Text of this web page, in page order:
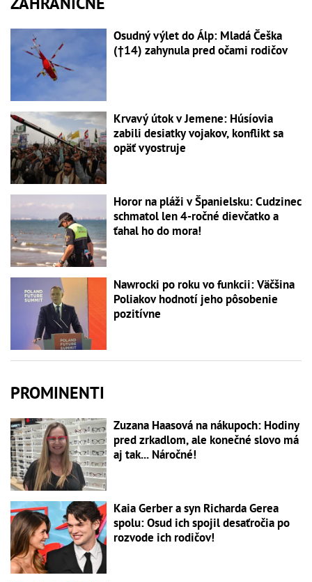
Osudný výlet do Álp: Mladá Češka
(†14) zahynula pred očami rodičov
Krvavý útok v Jemene: Húsíovia
zabili desiatky vojakov, konflikt sa
opäť vyostruje
Horor na pláži v Španielsku: Cudzinec
schmatol len 4-ročné dievčatko a
ťahal ho do mora!
Nawrocki po roku vo funkcii: Väčšina
Poliakov hodnotí jeho pôsobenie
pozitívne
PROMINENTI
Zuzana Haasová na nákupoch: Hodiny
pred zrkadlom, ale konečné slovo má
aj tak... Náročné!
Kaia Gerber a syn Richarda Gerea
spolu: Osud ich spojil desaťročia po
rozvode ich rodičov!